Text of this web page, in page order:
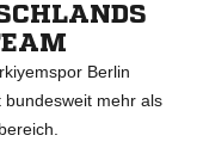
Berlin
mehr als